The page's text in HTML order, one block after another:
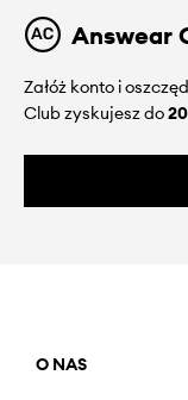
Answear
Załóż konto i
Club zyskujesz do
O NAS